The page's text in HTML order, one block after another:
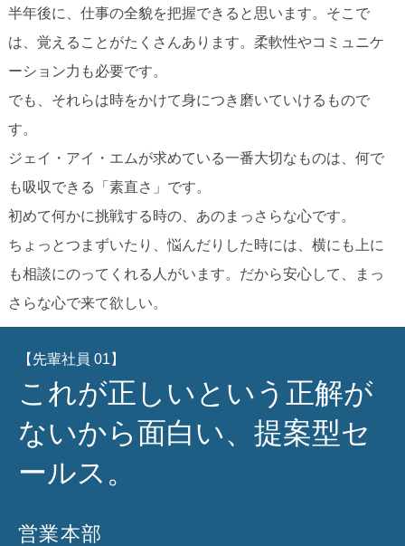
半年後に、仕事の全貌を把握できると思います。そこで
は、覚えることがたくさんあります。柔軟性やコミュニケ
ーション力も必要です。
でも、それらは時をかけて身につき磨いていけるもので
す。
ジェイ・アイ・エムが求めている一番大切なものは、何で
も吸収できる「素直さ」です。
初めて何かに挑戦する時の、あのまっさらな心です。
ちょっとつまずいたり、悩んだりした時には、横にも上に
も相談にのってくれる人がいます。だから安心して、まっ
さらな心で来て欲しい。
【先輩社員 01】
これが正しいという正解が
ないから面白い、提案型セ
ールス。
営業本部